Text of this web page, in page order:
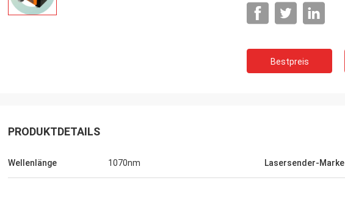
Bestpreis
PRODUKTDETAILS
Wellenlänge 1070nm Lasersender-Marke